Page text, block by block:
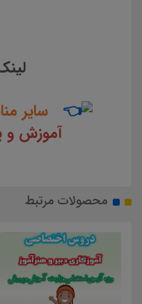
سایر
آموزش و
محصولات مرتبط